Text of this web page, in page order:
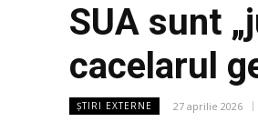
SUA sunt
cacelarul
ȘTIRI EXTERNE 27 aprilie 2026